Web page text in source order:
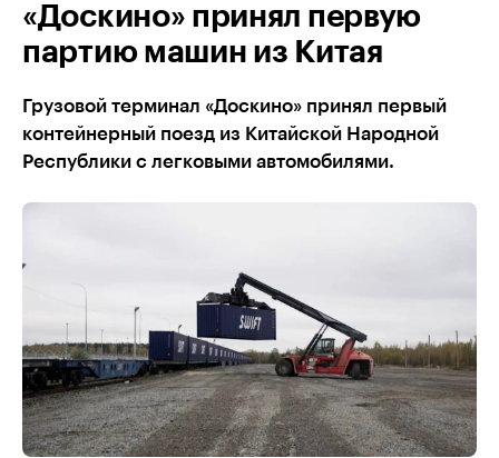
«Доскино» принял первую
партию машин из Китая
Грузовой терминал «Доскино» принял первый
контейнерный поезд из Китайской Народной
Республики с легковыми автомобилями.